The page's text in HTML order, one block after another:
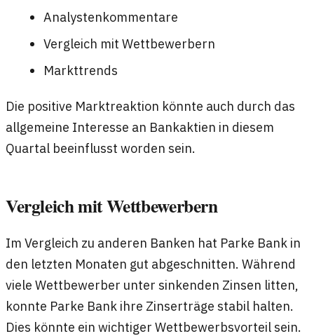
Analystenkommentare
Vergleich mit Wettbewerbern
Markttrends
Die positive Marktreaktion könnte auch durch das
allgemeine Interesse an Bankaktien in diesem
Quartal beeinflusst worden sein.
Vergleich mit Wettbewerbern
Im Vergleich zu anderen Banken hat Parke Bank in
den letzten Monaten gut abgeschnitten. Während
viele Wettbewerber unter sinkenden Zinsen litten,
konnte Parke Bank ihre Zinserträge stabil halten.
Dies könnte ein wichtiger Wettbewerbsvorteil sein.